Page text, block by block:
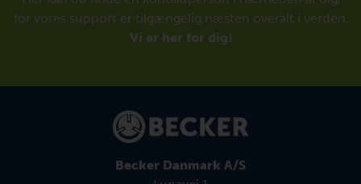
for vores support er tilgængelig næsten overalt i verden.
Vi er her for dig!
Becker Danmark A/S